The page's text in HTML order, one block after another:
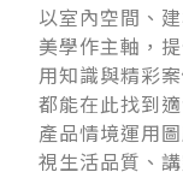
以室內空間、
美學作主軸，
用知識與精彩
都能在此找到
產品情境運用
視生活品質、